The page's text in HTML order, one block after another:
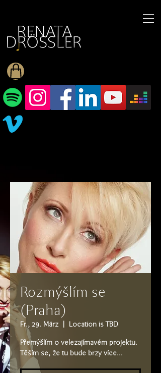
Rozmýšlím se
(Praha)
Fr., 29. März Location is TBD
Přemýšlím o velezajímavém projektu.
Těším se, že tu bude brzy více...